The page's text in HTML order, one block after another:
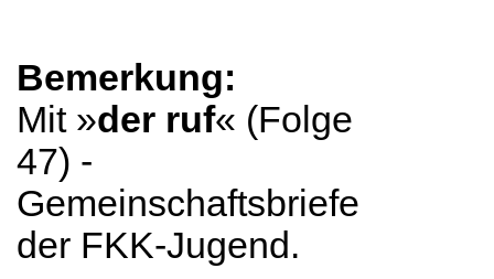
Bemerkung:
Mit »der ruf« (Folge
47) -
Gemeinschaftsbriefe
der FKK-Jugend.